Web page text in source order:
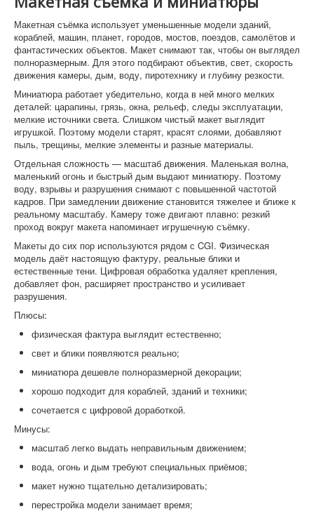
Макетная съёмка использует уменьшенные модели зданий,
кораблей, машин, планет, городов, мостов, поездов, самолётов и
фантастических объектов. Макет снимают так, чтобы он выглядел
полноразмерным. Для этого подбирают объектив, свет, скорость
движения камеры, дым, воду, пиротехнику и глубину резкости.
Миниатюра работает убедительно, когда в ней много мелких
деталей: царапины, грязь, окна, рельеф, следы эксплуатации,
мелкие источники света. Слишком чистый макет выглядит
игрушкой. Поэтому модели старят, красят слоями, добавляют
пыль, трещины, мелкие элементы и разные материалы.
Отдельная сложность — масштаб движения. Маленькая волна,
маленький огонь и быстрый дым выдают миниатюру. Поэтому
воду, взрывы и разрушения снимают с повышенной частотой
кадров. При замедлении движение становится тяжелее и ближе к
реальному масштабу. Камеру тоже двигают плавно: резкий
проход вокруг макета напоминает игрушечную съёмку.
Макеты до сих пор используются рядом с CGI. Физическая
модель даёт настоящую фактуру, реальные блики и
естественные тени. Цифровая обработка удаляет крепления,
добавляет фон, расширяет пространство и усиливает
разрушения.
Плюсы:
физическая фактура выглядит естественно;
свет и блики появляются реально;
миниатюра дешевле полноразмерной декорации;
хорошо подходит для кораблей, зданий и техники;
сочетается с цифровой доработкой.
Минусы:
масштаб легко выдать неправильным движением;
вода, огонь и дым требуют специальных приёмов;
макет нужно тщательно детализировать;
перестройка модели занимает время;